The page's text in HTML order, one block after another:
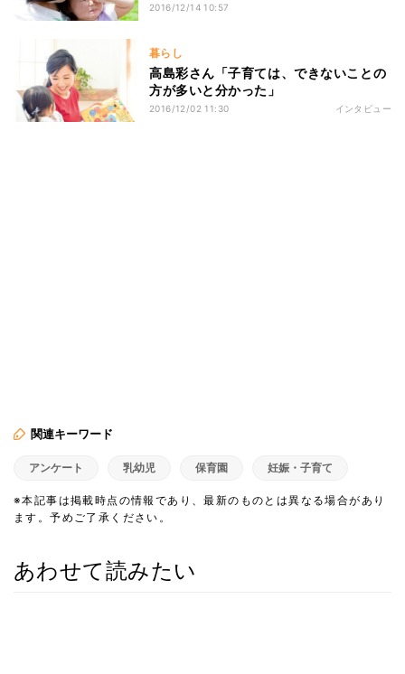
2016/12/14 10:57
暮らし
高島彩さん「子育ては、できないことの
方が多いと分かった」
2016/12/02 11:30 インタビュー
関連キーワード
アンケート 乳幼児 保育園 妊娠・子育て
※本記事は掲載時点の情報であり、最新のものとは異なる場合があり
ます。予めご了承ください。
あわせて読みたい